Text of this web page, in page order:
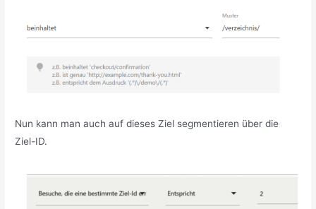
Nun kann man auch auf dieses Ziel segmentieren über die
Ziel-ID.